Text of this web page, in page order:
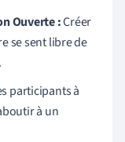
Ouverte :Créer
se sent libre de
participants à
à un